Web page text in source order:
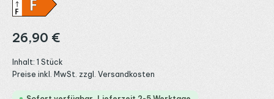
Regulärer Preis:
26,90 €
Inhalt: 1 Stück
Preise inkl. MwSt. zzgl. Versandkosten